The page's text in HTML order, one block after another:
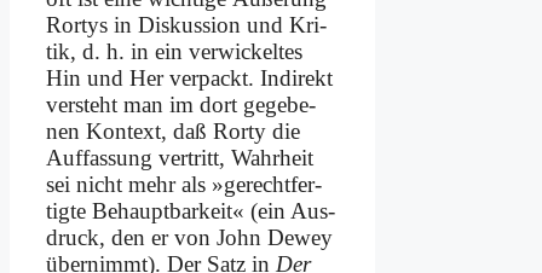
Ror­tys in Dis­kus­si­on und Kri­
tik, d. h. in ein ver­wickel­tes
Hin und Her ver­packt. In­di­rekt
ver­steht man im dort ge­ge­be­
nen Kon­text, daß Ror­ty die
Auf­fas­sung ver­tritt, Wahr­heit
sei nicht mehr als »ge­recht­fer­
tig­te Be­haupt­bar­keit« (ein Aus­
druck, den er von John Dew­ey
über­nimmt). Der Satz in Der